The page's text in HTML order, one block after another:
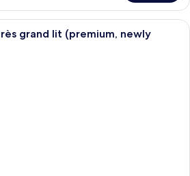
Une chambre d’hôtel comprenant
grand lit (premium, newly